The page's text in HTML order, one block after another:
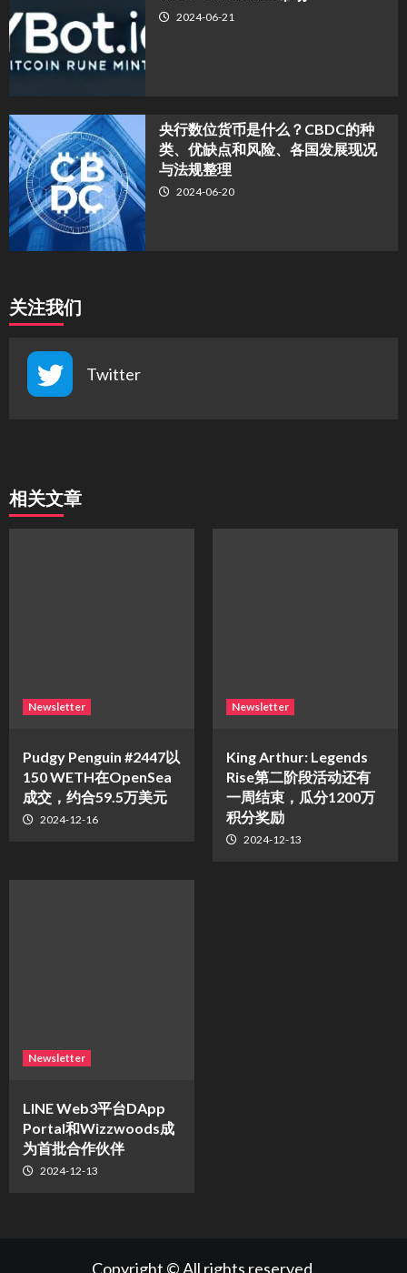
2024-06-21
央行数位货币是什么？CBDC的种
类、优缺点和风险、各国发展现况
与法规整理
2024-06-20
关注我们
Twitter
相关文章
Newsletter
Pudgy Penguin #2447以
150 WETH在OpenSea
成交，约合59.5万美元
2024-12-16
Newsletter
King Arthur: Legends
Rise第二阶段活动还有
一周结束，瓜分1200万
积分奖励
2024-12-13
Newsletter
LINE Web3平台DApp
Portal和Wizzwoods成
为首批合作伙伴
2024-12-13
Copyright © All rights reserved.